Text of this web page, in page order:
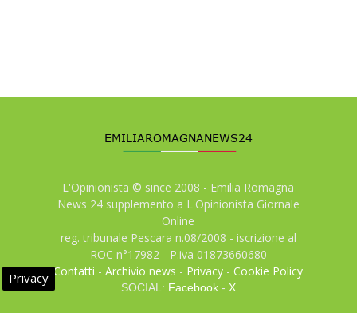
L'Opinionista © since 2008 - Emilia Romagna
News 24 supplemento a L'Opinionista Giornale
Online
reg. tribunale Pescara n.08/2008 - iscrizione al
ROC n°17982 - P.iva 01873660680
Contatti -Archivio news - Privacy -Cookie Policy
SOCIAL: Facebook- X
Privacy